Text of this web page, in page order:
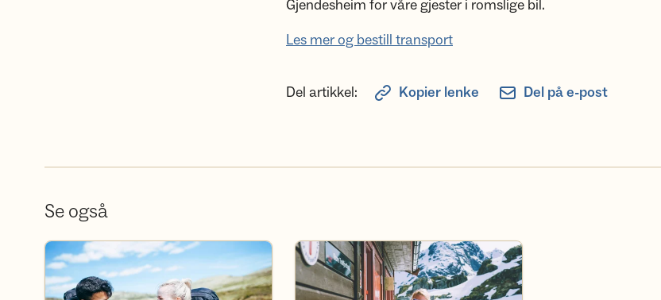
Gjendesheim for våre gjester i romslige bil.
Les mer og bestill transport
Del artikkel: Kopier lenke Del på e-post
Se også
Bli frivillig Bli medlem